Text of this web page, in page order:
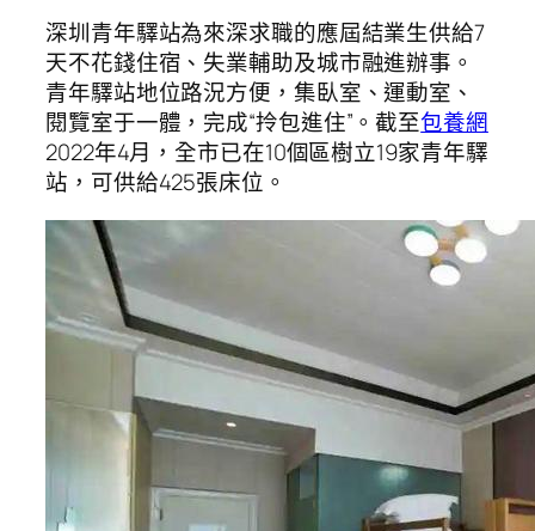
深圳青年驛站為來深求職的應屆結業生供給7
天不花錢住宿、失業輔助及城市融進辦事。
青年驛站地位路況方便，集臥室、運動室、
閱覽室于一體，完成“拎包進住”。截至包養網
2022年4月，全市已在10個區樹立19家青年驛
站，可供給425張床位。